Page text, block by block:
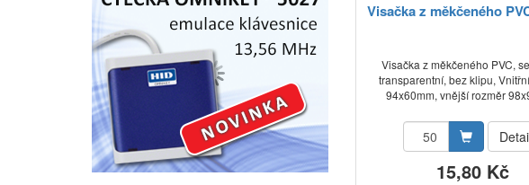
Visačka z měkčeného
Visačka z měkčeného PVC,
transparentní, bez klipu,
94x60mm, vnější rozměr
15,80 Kč